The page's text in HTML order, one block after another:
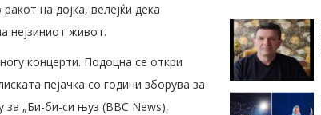
на дојка, велејќи дека
нејзиниот живот.
концерти. Подоцна се откри
пејачка со години зборува за
за „Би-би-си њуз (BBC News),